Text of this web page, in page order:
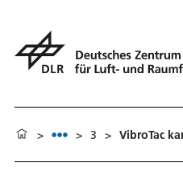
> > 3 > VibroTac